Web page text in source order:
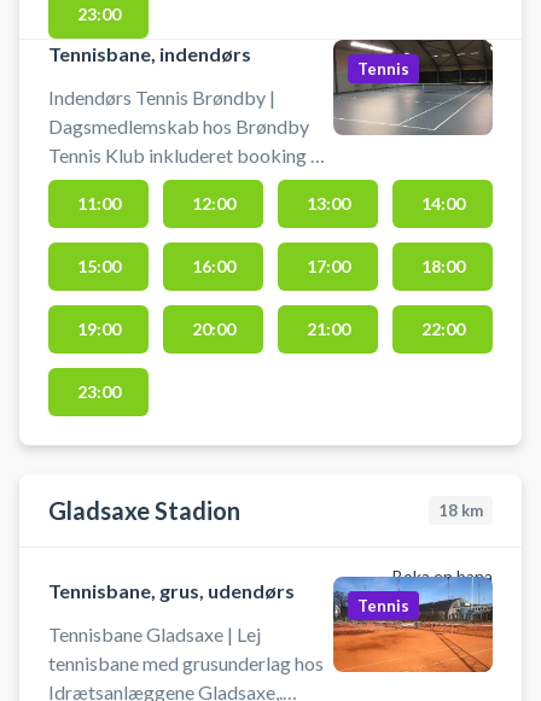
23:00
Tennisbane, indendørs
Indendørs Tennis Brøndby |
Dagsmedlemskab hos Brøndby
Tennis Klub inkluderet booking af
tennisbane indendørs. Bliv
medlem og book samtidig en
indendørs tennisbane, så du kan
spille tennis i tennishallen i
Brøndby. Medbring ketsjer og
bolde.
Tennis
11:00 12:00 13:00 14:00
15:00 16:00 17:00 18:00
19:00 20:00 21:00 22:00
23:00
Gladsaxe Stadion 18 km
Boka en bana
Tennisbane, grus, udendørs
Tennisbane Gladsaxe | Lej
tennisbane med grusunderlag hos
Idrætsanlæggene Gladsaxe,.
Tennis